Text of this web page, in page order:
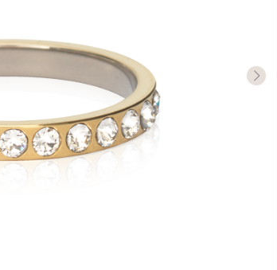
Die Millimeterzahl gibt deine Größe